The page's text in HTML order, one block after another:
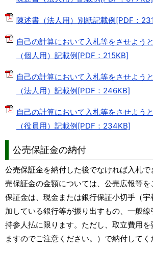
陳述書（法人用）別紙記載例[PDF：
自己の計算において入札等をさせよう
（個人用）記載例[PDF：215KB]
自己の計算において入札等をさせよう
（法人用）記載例[PDF：246KB]
自己の計算において入札等をさせよう
（役員用）記載例[PDF：234KB]
公売保証金の納付
公売保証金を納付した後でなければ入札
売保証金の金額については、公売広報等
保証金は、現金または銀行保証小切手（
加している銀行等が振り出すもの、一般
持参人払に限ります。ただし、取立費用を
ますのでご注意ください。）で納付してく